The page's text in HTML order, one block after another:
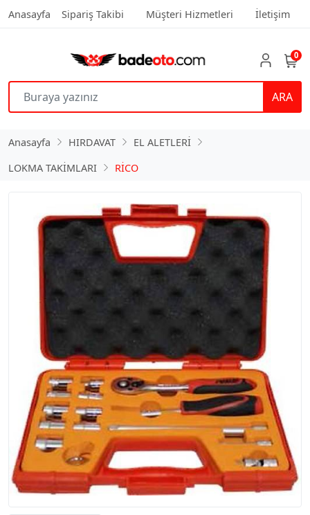
Anasayfa Sipariş Takibi Müşteri Hizmetleri İletişim
ARA
0
Anasayfa HIRDAVAT
EL ALETLERİ
LOKMA TAKİMLARI
RİCO